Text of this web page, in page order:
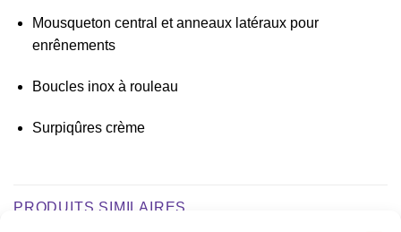
Mousqueton central et anneaux latéraux pour
enrênements
Boucles inox à rouleau
Surpiqûres crème
PRODUITS SIMILAIRES